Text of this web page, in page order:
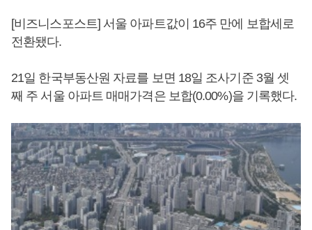
[비즈니스포스트] 서울 아파트값이 16주 만에 보합세로
전환됐다.
21일 한국부동산원 자료를 보면 18일 조사기준 3월 셋
째 주 서울 아파트 매매가격은 보합(0.00%)을 기록했다.